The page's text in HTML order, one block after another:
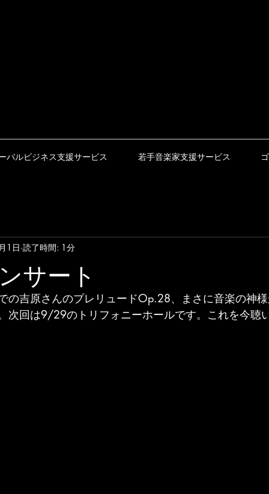
バルビジネス支援サービス 若手音楽家支援サービス
サート
1日 読了時間: 1分
の吉原さんのプレリュードOp.28、まさに音楽の神
次回は9/29のトリフォニーホールです。これを今聴